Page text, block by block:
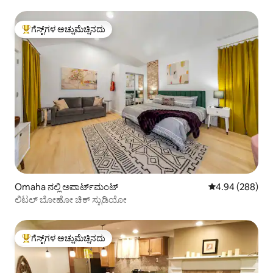
ಗೆಸ್ಟ್‌ಗಳಿಗೆ ಅತಿ ಹೆಚ್ಚು ಅಚ್ಚುಮೆಚ್ಚಿನದು
ಗೆಸ್ಟ್‌ಗಳ ಅಚ್ಚುಮೆಚ್ಚಿನದು
Omaha ನಲ್ಲಿ ಅಪಾರ್ಟ್‌ಮಂಟ್ 5 ರಲ್ಲಿ 4.94
4.94 (288)
ಲಿಟಲ್ ಬೋಹೋ ಚಿಕ್ ಸ್ಟುಡಿಯೋ
ಗೆಸ್ಟ್‌ಗಳಿಗೆ ಅತಿ ಹೆಚ್ಚು ಅಚ್ಚುಮೆಚ್ಚಿನದು
ಗೆಸ್ಟ್‌ಗಳ ಅಚ್ಚುಮೆಚ್ಚಿನದು